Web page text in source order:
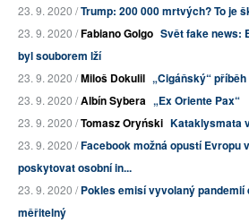
23. 9. 2020 /Trump: 200 000 mrtvých? To je
23. 9. 2020 /Fabiano Golgo Svět fake news:
byl souborem lží
23. 9. 2020 /Miloš Dokulil „Cigáňský“
23. 9. 2020 /Albín Sybera „Ex Oriente Pax“
23. 9. 2020 /Tomasz Oryński Kataklysmata
23. 9. 2020 /Facebook možná opustí Evropu
poskytovat osobní in...
23. 9. 2020 /Pokles emisí vyvolaný
měřitelný